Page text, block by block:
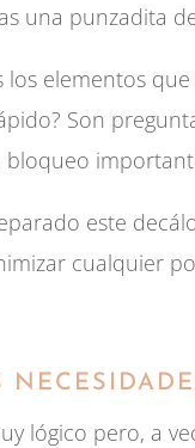
una punzadita
elementos
Son
bloqueo
este
cualquier
lógico pero, a